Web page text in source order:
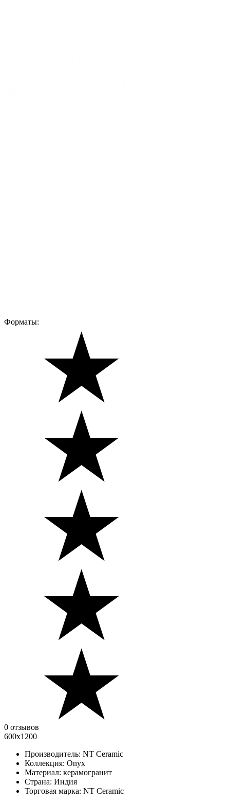
Форматы:
0 отзывов
600x1200
Производитель: NT Ceramic
Коллекция: Onyx
Материал: керамогранит
Страна: Индия
Торговая марка: NT Ceramic